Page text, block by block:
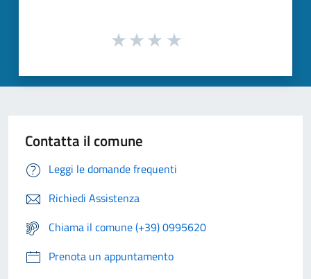
Contatta il comune
Leggi le domande frequenti
Richiedi Assistenza
Chiama il comune (+39) 0995620
Prenota un appuntamento